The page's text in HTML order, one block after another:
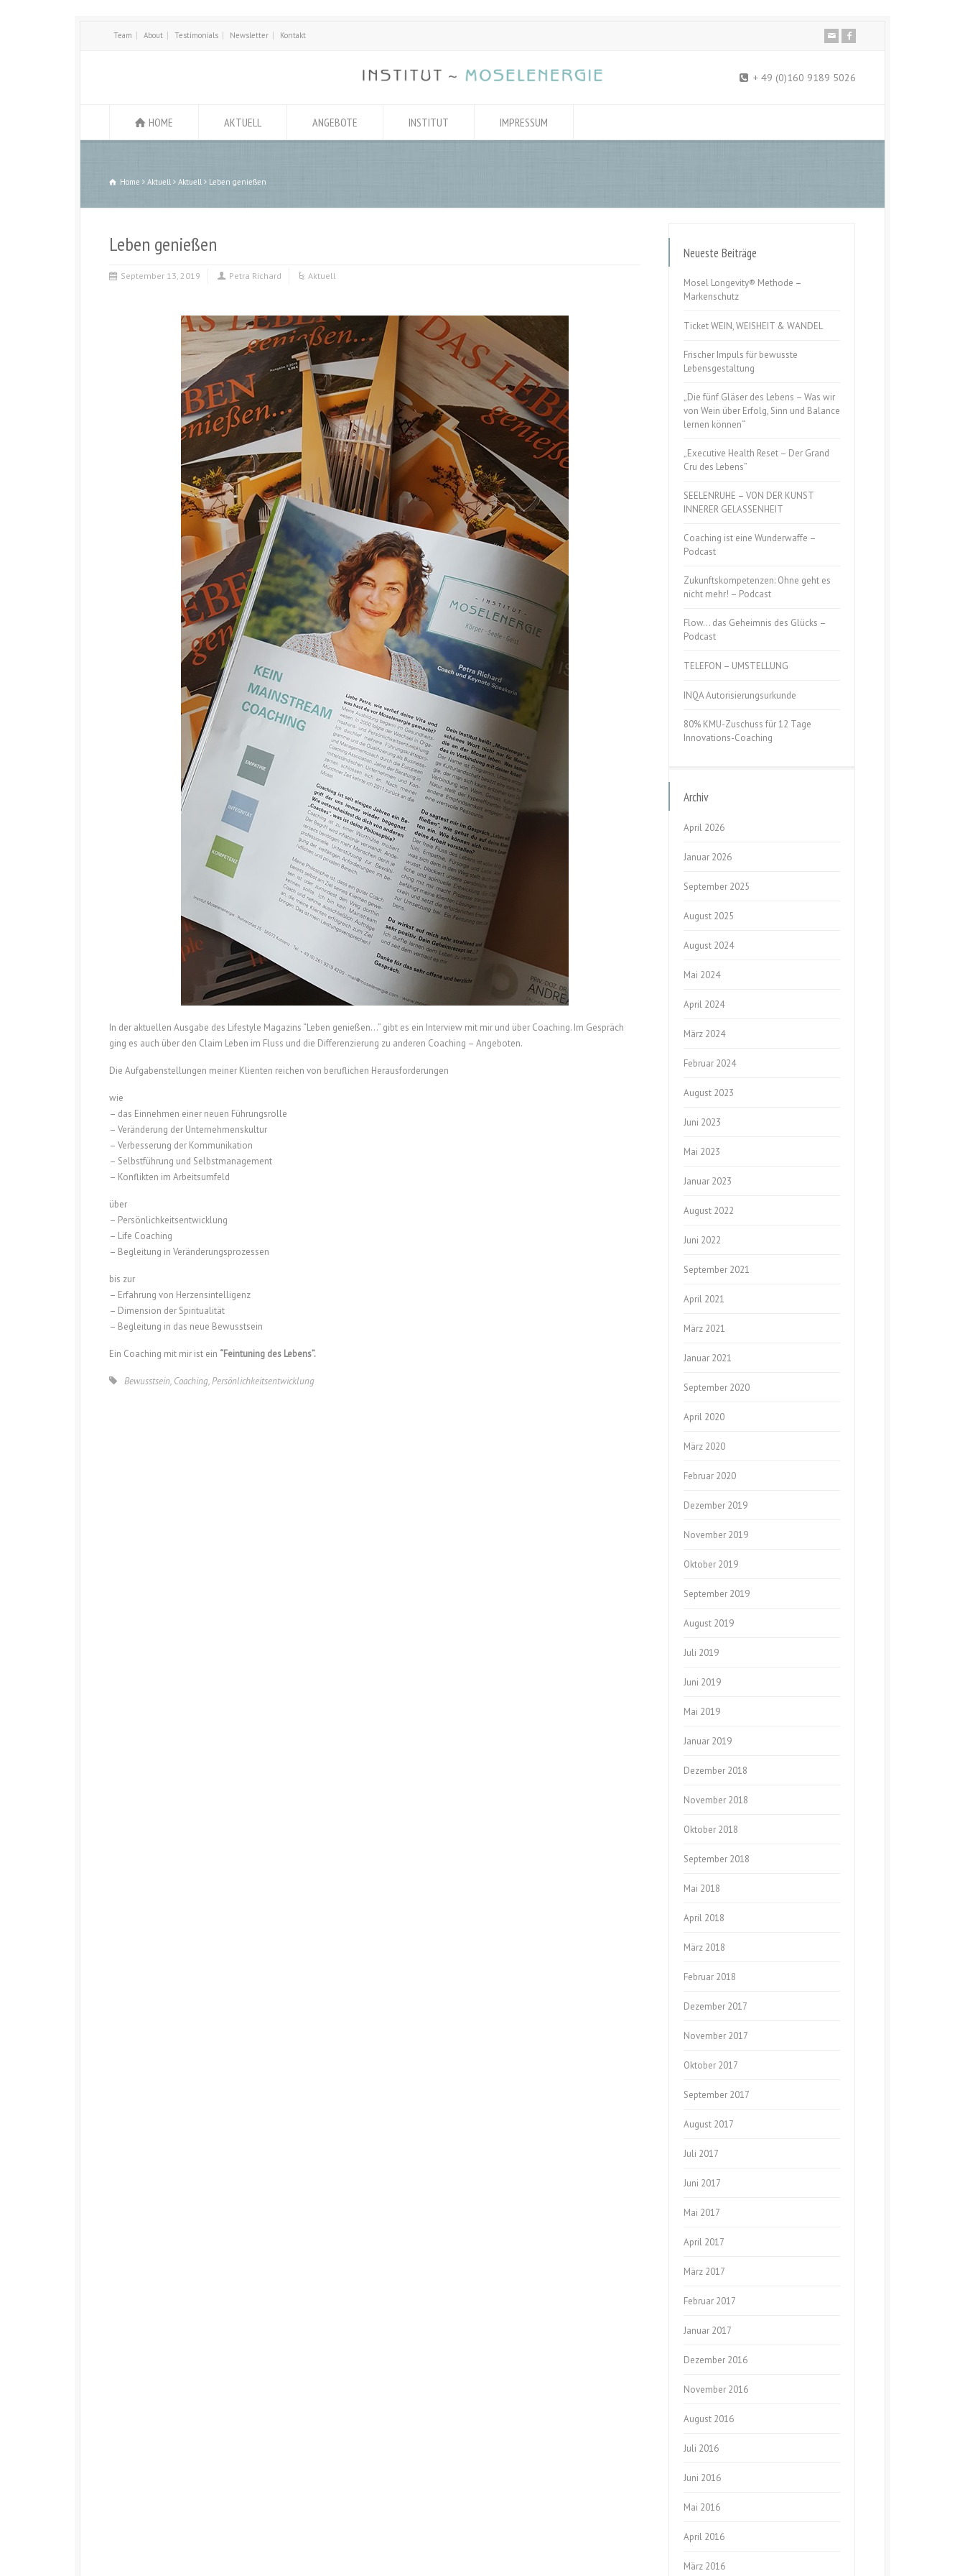
Team About Testimonials Newsletter Kontakt
+ 49 (0)160 9189 5026
HOME AKTUELL ANGEBOTE INSTITUT IMPRESSUM
Home Aktuell Aktuell Leben genießen
Leben genießen
September 13, 2019 Petra Richard Aktuell
In der aktuellen Ausgabe des Lifestyle Magazins “Leben genießen…” gibt es ein Interview mit mir und über Coaching. Im Gespräch
ging es auch über den Claim Leben im Fluss und die Differenzierung zu anderen Coaching – Angeboten.
Die Aufgabenstellungen meiner Klienten reichen von beruflichen Herausforderungen
wie
– das Einnehmen einer neuen Führungsrolle
– Veränderung der Unternehmenskultur
– Verbesserung der Kommunikation
– Selbstführung und Selbstmanagement
– Konflikten im Arbeitsumfeld
über
– Persönlichkeitsentwicklung
– Life Coaching
– Begleitung in Veränderungsprozessen
bis zur
– Erfahrung von Herzensintelligenz
– Dimension der Spiritualität
– Begleitung in das neue Bewusstsein
Ein Coaching mit mir ist ein “Feintuning des Lebens”.
Bewusstsein, Coaching,Persönlichkeitsentwicklung
Neueste Beiträge
Mosel Longevity® Methode –
Markenschutz
Ticket WEIN, WEISHEIT & WANDEL
Frischer Impuls für bewusste
Lebensgestaltung
„Die fünf Gläser des Lebens – Was wir
von Wein über Erfolg, Sinn und Balance
lernen können“
„Executive Health Reset – Der Grand
Cru des Lebens”
SEELENRUHE – VON DER KUNST
INNERER GELASSENHEIT
Coaching ist eine Wunderwaffe –
Podcast
Zukunftskompetenzen: Ohne geht es
nicht mehr! – Podcast
Flow… das Geheimnis des Glücks –
Podcast
TELEFON – UMSTELLUNG
INQA Autorisierungsurkunde
80% KMU-Zuschuss für 12 Tage
Innovations-Coaching
Archiv
April 2026
Januar 2026
September 2025
August 2025
August 2024
Mai 2024
April 2024
März 2024
Februar 2024
August 2023
Juni 2023
Mai 2023
Januar 2023
August 2022
Juni 2022
September 2021
April 2021
März 2021
Januar 2021
September 2020
April 2020
März 2020
Februar 2020
Dezember 2019
November 2019
Oktober 2019
September 2019
August 2019
Juli 2019
Juni 2019
Mai 2019
Januar 2019
Dezember 2018
November 2018
Oktober 2018
September 2018
Mai 2018
April 2018
März 2018
Februar 2018
Dezember 2017
November 2017
Oktober 2017
September 2017
August 2017
Juli 2017
Juni 2017
Mai 2017
April 2017
März 2017
Februar 2017
Januar 2017
Dezember 2016
November 2016
August 2016
Juli 2016
Juni 2016
Mai 2016
April 2016
März 2016